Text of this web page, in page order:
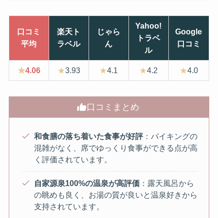
口コミ
平均
楽天ト
ラベル
じゃら
ん
Yahoo!
トラベ
ル
Google
口コミ
★4.06 ★3.93 ★4.1 ★4.2 ★4.0
口コミまとめ
和食膳の落ち着いた食事が好評：バイキングの
混雑がなく、席でゆっくり食事ができる点が高
く評価されています。
自家源泉100%の温泉が高評価：露天風呂から
の眺めも良く、お湯の質が良いと温泉好きから
支持されています。